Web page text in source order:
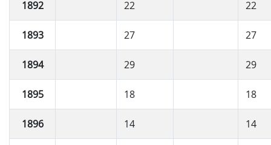
1892 22 22
1893 27 27
1894 29 29
1895 18 18
1896 14 14